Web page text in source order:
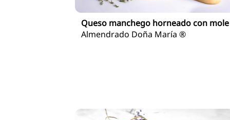
Queso manchego horneado con mole
Almendrado Doña María ®